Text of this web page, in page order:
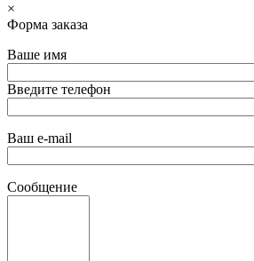
×
Форма заказа
Ваше имя
Введите телефон
Ваш e-mail
Сообщение